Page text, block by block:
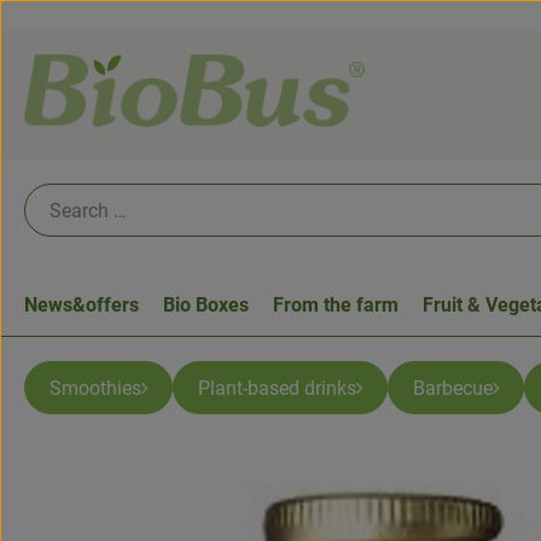
News&offers Bio Boxes From the farm Fruit &
Smoothies Plant-based drinks Barbecue